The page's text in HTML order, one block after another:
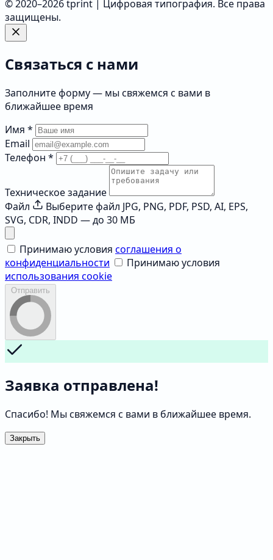
© 2020–2026 tprint | Цифровая типография. Все права
защищены.
Связаться с нами
Заполните форму — мы свяжемся с вами в
ближайшее время
Имя *
Email
Телефон *
Техническое задание
Файл
Выберите файл JPG, PNG, PDF, PSD, AI, EPS,
SVG, CDR, INDD — до 30 МБ
Принимаю условия соглашения о
конфиденциальности
Принимаю условия
использования cookie
Отправить
Заявка отправлена!
Спасибо! Мы свяжемся с вами в ближайшее время.
Закрыть